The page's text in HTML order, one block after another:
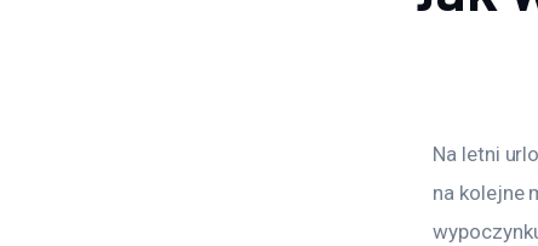
Na letni
na kolejne